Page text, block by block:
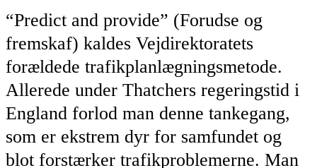
“Predict and provide” (Forudse og
fremskaf) kaldes Vejdirektoratets
forældede trafikplanlægningsmetode.
Allerede under Thatchers regeringstid i
England forlod man denne tankegang,
som er ekstrem dyr for samfundet og
blot forstærker trafikproblemerne. Man